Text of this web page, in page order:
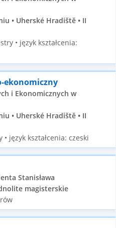
• Uherské Hradiště • II
• język kształcenia:
ekonomiczny
i Ekonomicznych w
• Uherské Hradiště • II
język kształcenia: czeski
Stanisława
magisterskie